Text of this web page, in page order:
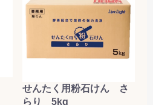
せんたく用粉石けん さ
らり 5kg